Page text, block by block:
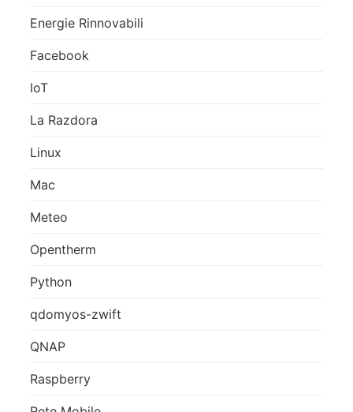
Energie Rinnovabili
Facebook
IoT
La Razdora
Linux
Mac
Meteo
Opentherm
Python
qdomyos-zwift
QNAP
Raspberry